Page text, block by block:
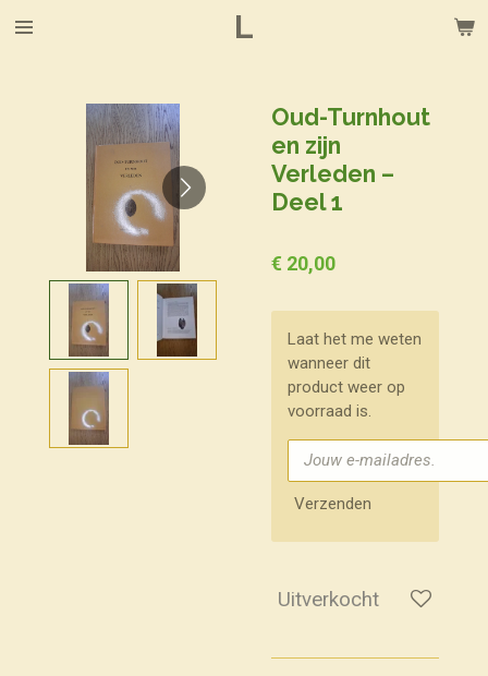
Ga
hoofdinhoud
L
Oud-Turnhout
en zijn
Verleden –
Deel 1
€ 20,00
Laat het me weten
wanneer dit
product weer op
voorraad is.
Verzenden
Uitverkocht